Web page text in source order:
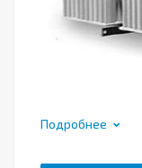
Подробнее